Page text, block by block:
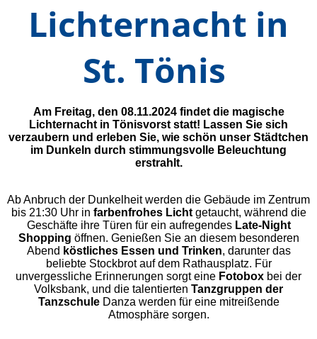
Lichternacht in
St. Tönis
Am Freitag, den 08.11.2024 findet die magische
Lichternacht in Tönisvorst statt! Lassen Sie sich
verzaubern und erleben Sie, wie schön unser Städtchen
im Dunkeln durch stimmungsvolle Beleuchtung
erstrahlt.
Ab Anbruch der Dunkelheit werden die Gebäude im Zentrum
bis 21:30 Uhr in farbenfrohes Licht getaucht, während die
Geschäfte ihre Türen für ein aufregendes Late-Night
Shopping öffnen. Genießen Sie an diesem besonderen
Abend köstliches Essen und Trinken, darunter das
beliebte Stockbrot auf dem Rathausplatz. Für
unvergessliche Erinnerungen sorgt eine Fotobox bei der
Volksbank, und die talentierten Tanzgruppen der
TanzschuleDanza werden für eine mitreißende
Atmosphäre sorgen.